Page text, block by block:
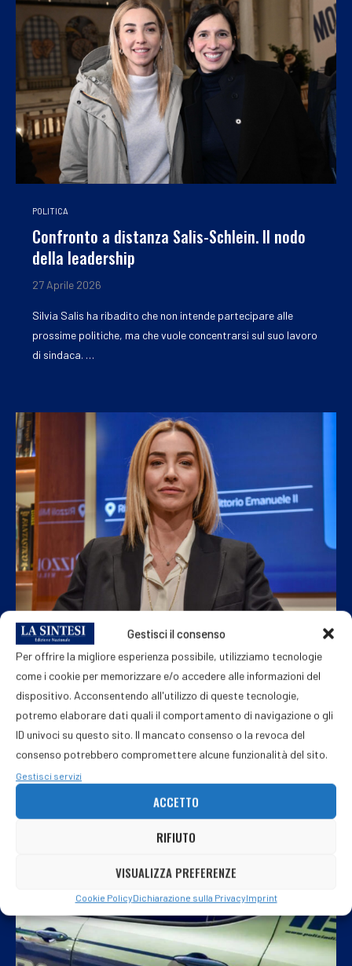
Gestisci il consenso
Per offrire la migliore esperienza possibile, utilizziamo tecnologie
come i cookie per memorizzare e/o accedere alle informazioni del
dispositivo. Acconsentendo all'utilizzo di queste tecnologie,
potremo elaborare dati quali il comportamento di navigazione o gli
ID univoci su questo sito. Il mancato consenso o la revoca del
consenso potrebbero compromettere alcune funzionalità del sito.
Gestisci servizi
ACCETTO
RIFIUTO
VISUALIZZA PREFERENZE
Cookie PolicyDichiarazione sulla PrivacyImprint
POLITICA
Confronto a distanza Salis-Schlein. Il nodo
della leadership
27 Aprile 2026
Silvia Salis ha ribadito che non intende partecipare alle
prossime politiche, ma che vuole concentrarsi sul suo lavoro
di sindaca. …
POLITICA
Silvia Salis: “Io candidata anti-Meloni? Se
me lo chiedono lo prendo in considerazione”
La sindaca di Genova Silvia Salis si esprime sulle elezioni
nazionali: “Di fronte a una richiesta unificante non posso dire